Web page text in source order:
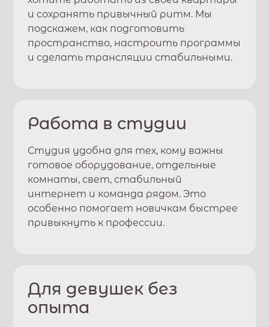
и сохранять привычный ритм. Мы
подскажем, как подготовить
пространство, настроить программы
и сделать трансляции стабильными.
Работа в студии
Студия удобна для тех, кому важны
готовое оборудование, отдельные
комнаты, свет, стабильный
интернет и команда рядом. Это
особенно помогает новичкам быстрее
привыкнуть к профессии.
Для девушек без
опыта